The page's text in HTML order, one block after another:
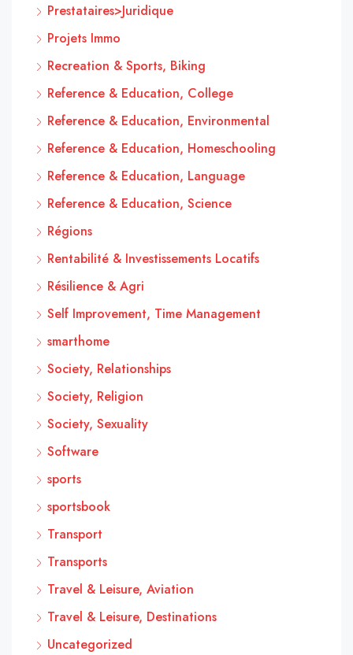
Prestataires>Juridique
Projets Immo
Recreation & Sports, Biking
Reference & Education, College
Reference & Education, Environmental
Reference & Education, Homeschooling
Reference & Education, Language
Reference & Education, Science
Régions
Rentabilité & Investissements Locatifs
Résilience & Agri
Self Improvement, Time Management
smarthome
Society, Relationships
Society, Religion
Society, Sexuality
Software
sports
sportsbook
Transport
Transports
Travel & Leisure, Aviation
Travel & Leisure, Destinations
Uncategorized